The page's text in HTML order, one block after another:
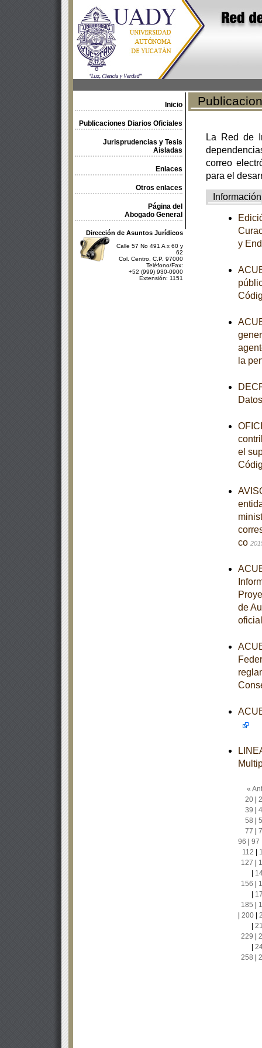
Inicio
Publicaciones Diarios Oficiales
Jurisprudencias y Tesis
Aisladas
Enlaces
Otros enlaces
Página del
Abogado General
Dirección de Asuntos Jurídicos
Calle 57 No 491 A x 60 y
62
Col. Centro, C.P. 97000
Teléfono/Fax:
+52 (999) 930-0900
Extensión: 1151
La Red de
correo
para el
Información
y
la
el
co
de
«
20|
39
58
77
96
97
112
127
156
185
200|
229
258